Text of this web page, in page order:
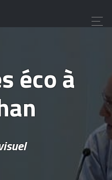
éco à